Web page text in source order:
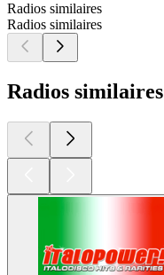
Radios similaires
Radios similaires
Radios similaires